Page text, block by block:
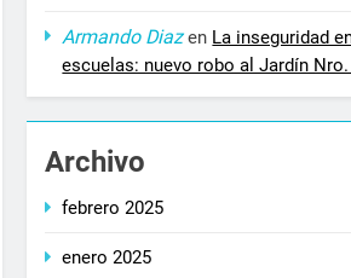
Armando Diazen La inseguridad
escuelas: nuevo robo al Jardín
Archivo
febrero 2025
enero 2025